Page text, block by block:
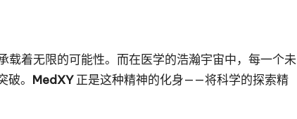
载着无限的可能性。而在医学的浩瀚宇宙中，每一个未
。 MedXY正是这种精神的化身——将科学的探索精